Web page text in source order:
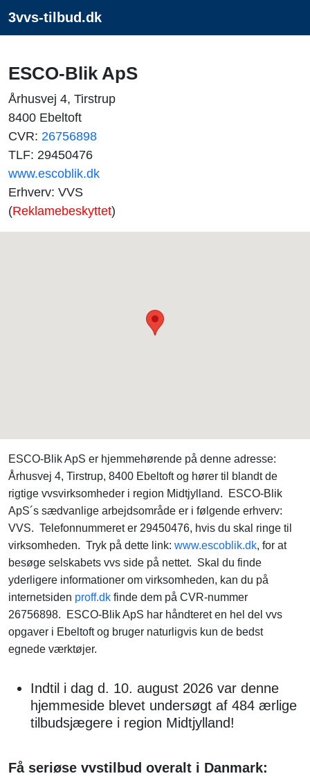
3vvs-tilbud.dk
ESCO-Blik ApS
Århusvej 4, Tirstrup
8400 Ebeltoft
CVR: 26756898
TLF: 29450476
www.escoblik.dk
Erhverv: VVS
(Reklamebeskyttet)
ESCO-Blik ApS er hjemmehørende på denne adresse:
Århusvej 4, Tirstrup, 8400 Ebeltoft og hører til blandt de
rigtige vvsvirksomheder i region Midtjylland. ESCO-Blik
ApS´s sædvanlige arbejdsområde er i følgende erhverv:
VVS. Telefonnummeret er 29450476, hvis du skal ringe til
virksomheden. Tryk på dette link: www.escoblik.dk, for at
besøge selskabets vvs side på nettet. Skal du finde
yderligere informationer om virksomheden, kan du på
internetsiden proff.dk finde dem på CVR-nummer
26756898. ESCO-Blik ApS har håndteret en hel del vvs
opgaver i Ebeltoft og bruger naturligvis kun de bedst
egnede værktøjer.
Indtil i dag d. 10. august 2026 var denne
hjemmeside blevet undersøgt af 484 ærlige
tilbudsjægere i region Midtjylland!
Få seriøse vvstilbud overalt i Danmark: